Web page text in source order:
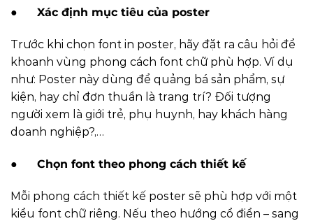
● Xác định mục tiêu của poster
Trước khi chọn font in poster, hãy đặt ra câu hỏi để
khoanh vùng phong cách font chữ phù hợp. Ví dụ
như: Poster này dùng để quảng bá sản phẩm, sự
kiện, hay chỉ đơn thuần là trang trí? Đối tượng
người xem là giới trẻ, phụ huynh, hay khách hàng
doanh nghiệp?,…
● Chọn font theo phong cách thiết kế
Mỗi phong cách thiết kế poster sẽ phù hợp với một
kiểu font chữ riêng. Nếu theo hướng cổ điển – sang